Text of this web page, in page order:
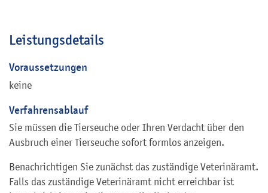
Leistungsdetails
Voraussetzungen
keine
Verfahrensablauf
Sie müssen die Tierseuche oder Ihren Verdacht über den
Ausbruch einer Tierseuche sofort formlos anzeigen.
Benachrichtigen Sie zunächst das zuständige Veterinäramt.
Falls das zuständige Veterinäramt nicht erreichbar ist